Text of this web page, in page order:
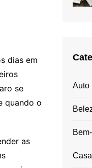
dias em
se
quando o
as
Auto
Casa